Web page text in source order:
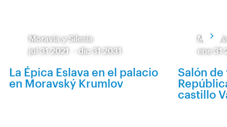
Moravia y Silesia
jul 31 2021
-dic 31 2031
La Épica Eslava en el palacio
en Moravský Krumlov
ene 31
Salón de
castillo